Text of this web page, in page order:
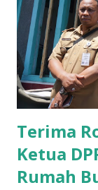
UMKM, karena
memberikan
yakin
akrab dipanggil
MEA,
dana pinjaman
Terima
Ketua
Rumah